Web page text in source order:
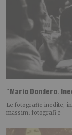
“Mario Dondero.
Le fotografie inedite, in
massimi fotografi e